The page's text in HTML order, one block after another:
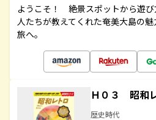
ようこそ！ 絶景スポットから遊び
人たちが教えてくれた奄美大島の
旅へ。
Ｈ０３ 昭和
歴史時代